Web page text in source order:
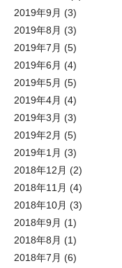
2019年9月 (3)
2019年8月 (3)
2019年7月 (5)
2019年6月 (4)
2019年5月 (5)
2019年4月 (4)
2019年3月 (3)
2019年2月 (5)
2019年1月 (3)
2018年12月 (2)
2018年11月 (4)
2018年10月 (3)
2018年9月 (1)
2018年8月 (1)
2018年7月 (6)